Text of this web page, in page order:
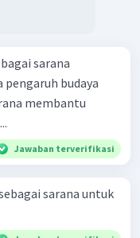
...
Jawaban terverifikasi
sarana untuk